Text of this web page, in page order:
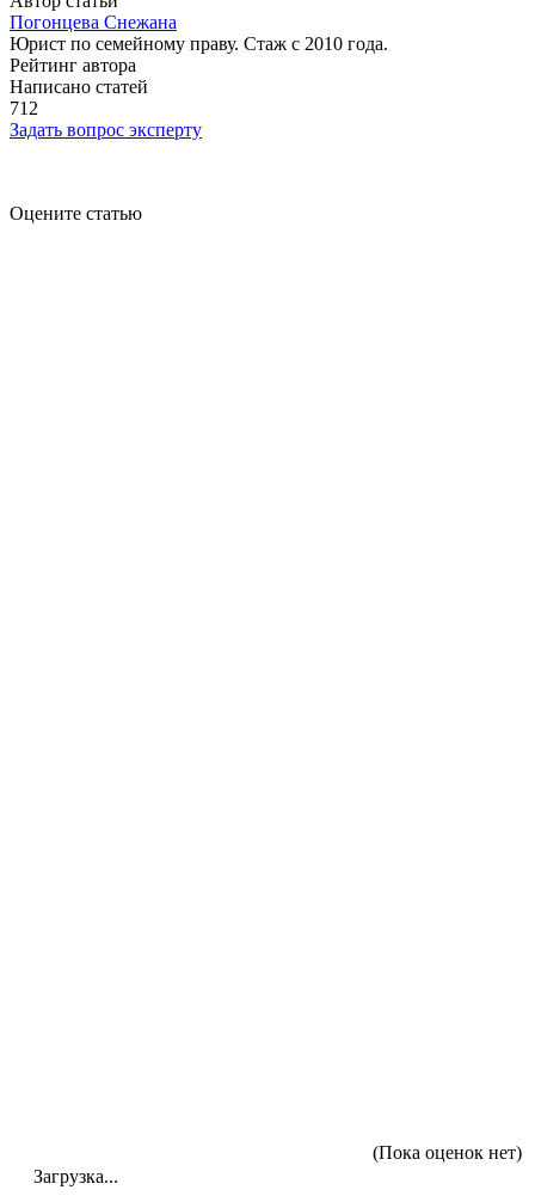
Погонцева Снежана
Юрист по семейному праву. Стаж с 2010 года.
Рейтинг автора
Написано статей
712
Задать вопрос эксперту
Оцените статью
(Пока оценок нет)
Загрузка...